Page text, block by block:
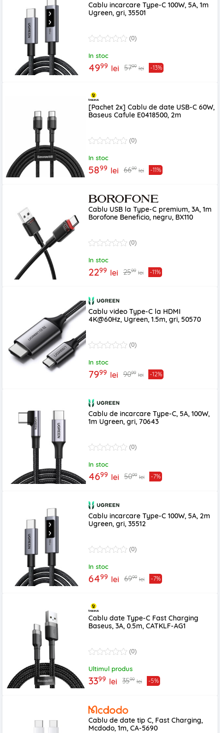
Cablu incarcare Type-C 100W, 5A, 1m
Ugreen, gri, 35501
(0)
In stoc
4999 lei 5799 lei -13%
[Pachet 2x] Cablu de date USB-C 60W,
Baseus Cafule E0418500, 2m
(0)
In stoc
5899 lei 6699 lei -11%
Cablu USB la Type-C premium, 3A, 1m
Borofone Beneficio, negru, BX110
(0)
In stoc
2299 lei 2599 lei -11%
Cablu video Type-C la HDMI
4K@60Hz, Ugreen, 1.5m, gri, 50570
(0)
In stoc
7999 lei 9099 lei -12%
Cablu de incarcare Type-C, 5A, 100W,
1m Ugreen, gri, 70643
(0)
In stoc
4699 lei 5099 lei -7%
Cablu incarcare Type-C 100W, 5A, 2m
Ugreen, gri, 35512
(0)
In stoc
6499 lei 6999 lei -7%
Cablu date Type-C Fast Charging
Baseus, 3A, 0.5m, CATKLF-AG1
(0)
Ultimul produs
3399 lei 3599 lei -5%
Cablu de date tip C, Fast Charging,
Mcdodo, 1m, CA-5690